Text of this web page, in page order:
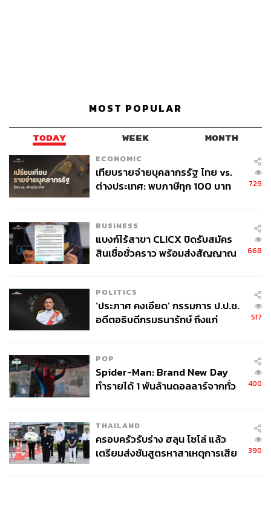
MOST POPULAR
TODAY WEEK MONTH
ECONOMIC
เทียบรายจ่ายบุคลากรรัฐ ไทย vs.
ต่างประเทศ: พบภาษีทุก 100 บาท
729
BUSINESS
แบงก์ไร้สาขา CLICX ปิดรับสมัคร
สินเชื่อชั่วคราว พร้อมส่งสัญญาณ
668
POLITICS
‘ประภาศ คงเอียด’ กรรมการ ป.ป.ช.
อดีตอธิบดีกรมธนารักษ์ ถึงแก่
517
POP
Spider-Man: Brand New Day
ทำรายได้ 1 พันล้านดอลลาร์จากทั่ว
400
THAILAND
ครอบครัวรับร่าง ฮลุน โซโล่ แล้ว
เตรียมส่งชันสูตรหาสาเหตุการเสีย
390